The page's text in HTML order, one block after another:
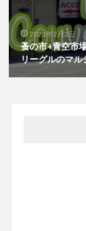
2021年2月2日
蚤の市+青空市
リーグルのマル